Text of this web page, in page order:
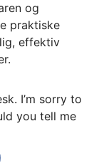
og
praktiske
effektiv
I’m sorry to
you tell me